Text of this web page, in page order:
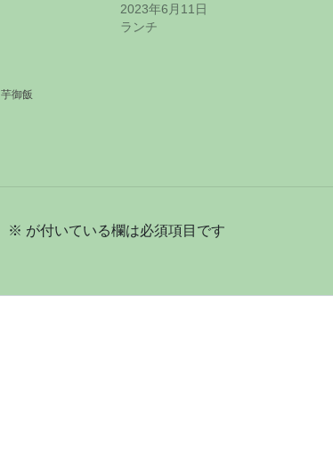
2023年6月11日
ランチ
芋御飯
※ が付いている欄は必須項目です